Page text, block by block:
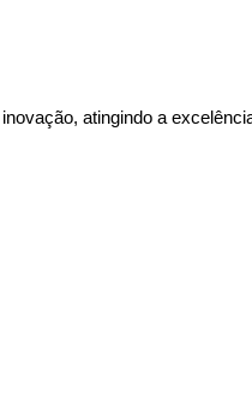
atingindo a